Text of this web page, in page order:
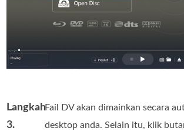
Langkah
3.
Fail DV akan dimainkan secara
desktop anda. Selain itu, klik